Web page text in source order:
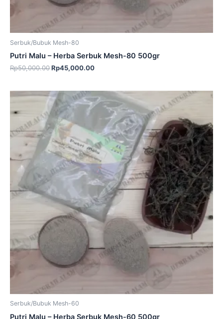
Serbuk/Bubuk Mesh-80
Putri Malu – Herba Serbuk Mesh-80 500gr
Rp50,000.00Rp45,000.00
Serbuk/Bubuk Mesh-60
Putri Malu – Herba Serbuk Mesh-60 500gr